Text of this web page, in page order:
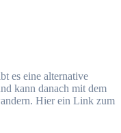
es eine alternative
kann danach mit dem
Hier ein Link zum